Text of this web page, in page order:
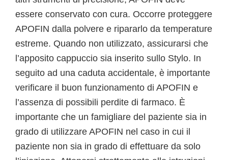
essere conservato con cura. Occorre proteggere
APOFIN dalla polvere e ripararlo da temperature
estreme. Quando non utilizzato, assicurarsi che
l’apposito cappuccio sia inserito sullo Stylo. In
seguito ad una caduta accidentale, è importante
verificare il buon funzionamento di APOFIN e
l’assenza di possibili perdite di farmaco. È
importante che un famigliare del paziente sia in
grado di utilizzare APOFIN nel caso in cui il
paziente non sia in grado di effettuare da solo